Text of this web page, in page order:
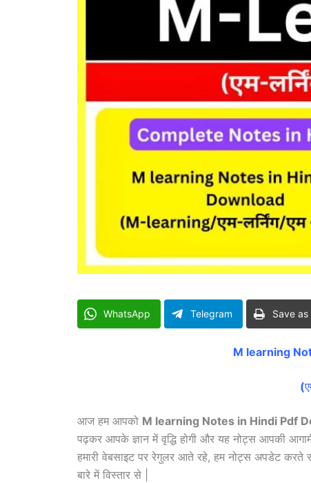
WhatsApp Telegram Save as
M learning
(
आज हम आपको M learning Notes in Hindi Pdf
पढ़कर आपके ज्ञान में वृद्धि होगी और यह नोट्स आपकी
हमारी वेबसाइट पर रेगुलर आते रहे, हम नोट्स अपडेट करते
बारे में विस्तार से |